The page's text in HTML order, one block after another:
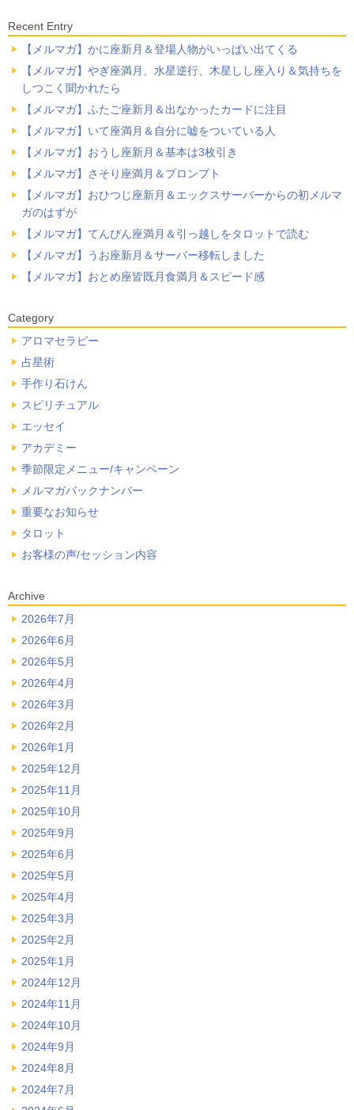
Recent Entry
【メルマガ】かに座新月＆登場人物がいっぱい出てくる
【メルマガ】やぎ座満月、水星逆行、木星しし座入り＆気持ちを
しつこく聞かれたら
【メルマガ】ふたご座新月＆出なかったカードに注目
【メルマガ】いて座満月＆自分に嘘をついている人
【メルマガ】おうし座新月＆基本は3枚引き
【メルマガ】さそり座満月＆プロンプト
【メルマガ】おひつじ座新月＆エックスサーバーからの初メルマ
ガのはずが
【メルマガ】てんびん座満月＆引っ越しをタロットで読む
【メルマガ】うお座新月＆サーバー移転しました
【メルマガ】おとめ座皆既月食満月＆スピード感
Category
アロマセラピー
占星術
手作り石けん
スピリチュアル
エッセイ
アカデミー
季節限定メニュー/キャンペーン
メルマガバックナンバー
重要なお知らせ
タロット
お客様の声/セッション内容
Archive
2026年7月
2026年6月
2026年5月
2026年4月
2026年3月
2026年2月
2026年1月
2025年12月
2025年11月
2025年10月
2025年9月
2025年6月
2025年5月
2025年4月
2025年3月
2025年2月
2025年1月
2024年12月
2024年11月
2024年10月
2024年9月
2024年8月
2024年7月